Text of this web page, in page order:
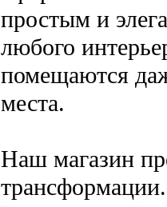
простым и
любого
помещаются
места.
Наш магазин